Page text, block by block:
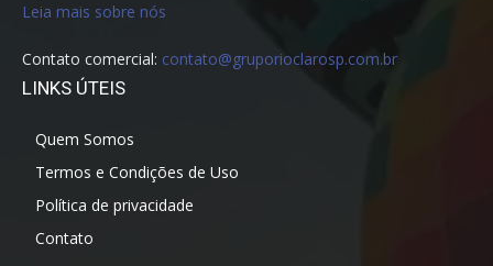
Leia mais sobre nós
Contato comercial: contato@gruporioclarosp.com.br
LINKS ÚTEIS
Quem Somos
Termos e Condições de Uso
Política de privacidade
Contato